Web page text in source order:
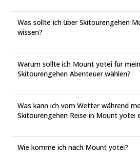
Was sollte ich über Skitourengehen
wissen?
Warum sollte ich Mount yotei für mein
Skitourengehen Abenteuer wählen?
Was kann ich vom Wetter während
Skitourengehen Reise in Mount yotei
Wie komme ich nach Mount yotei?